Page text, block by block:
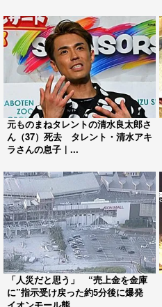
元ものまねタレントの清水良太郎さ
ん（37）死去 タレント・清水アキ
ラさんの息子｜...
「人災だと思う」 “売上金を金庫
に”指示受け戻った約5分後に爆発